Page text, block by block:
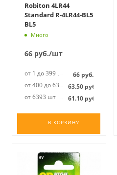
Robiton 4LR44
Standard R-4LR44-BL5
BL5
Много
66 руб./шт
от 1 до 399 шт 66руб.
от 400 до 6392 шт63.50 руб.
от 6393 шт
61.10 руб.
В КОРЗИНУ